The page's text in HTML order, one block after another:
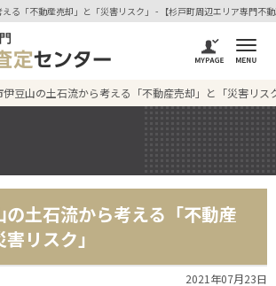
る「不動産売却」と「災害リスク」 - 【杉戸町周辺エリア専門不
伊豆山の土石流から考える「不動産売却」と「災害リス
土石流から考える「不動産
リスク」
2021年07月23日